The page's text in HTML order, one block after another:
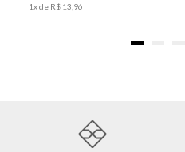
1x de R$ 13 96